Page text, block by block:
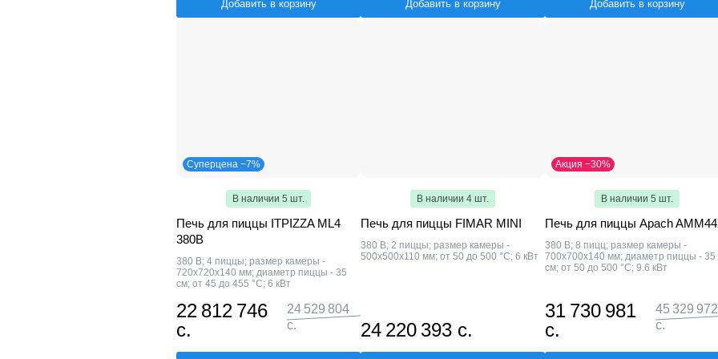
Добавить в корзину Добавить в корзину Добавить в корзину
Суперцена −7%
В наличии 5 шт.
Печь для пиццы ITPIZZA ML4
380В
380 В; 4 пиццы; размер камеры -
720x720x140 мм; диаметр пиццы - 35
см; от 45 до 455 °С; 6 кВт
22 812 746
с.
24 529 804
с.
В наличии 4 шт.
Печь для пиццы FIMAR MINI
380 В; 2 пиццы; размер камеры -
500x500x110 мм; от 50 до 500 °С; 6 кВт
24 220 393 с.
Акция −30%
В наличии 5 шт.
Печь для пиццы Apach
380 В; 8 пицц; размер камеры -
700x700x140 мм; диаметр пиццы - 35
см; от 50 до 500 °С; 9.6 кВт
31 730 981
с.
45 329 972
с.